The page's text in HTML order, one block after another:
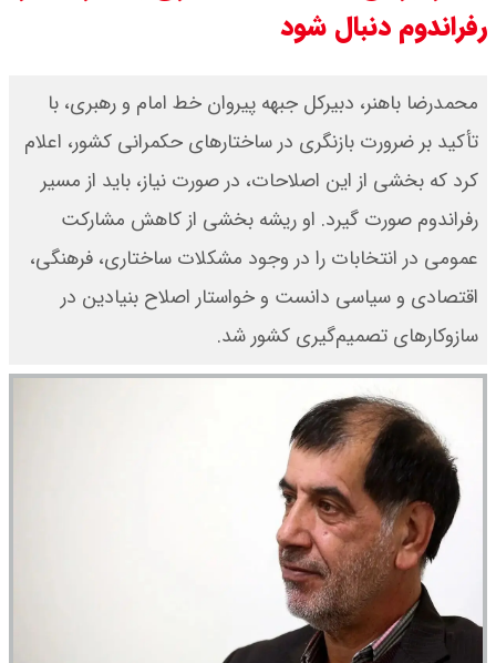
۱۴۰۵/ صعود طلا ادامه‌دار شد
قیمت طلا ۱۸ عیار امروز جمعه ۱۶ مرداد
۱۴۰۵ اعلام شد/ طلا بر مدار صعود
قیمت نفت امروز جمعه ۱۶ مرداد ۱۴۰۵
رفراندوم دنبال شود
محمدرضا باهنر، دبیرکل جبهه پیروان خط امام و رهبری، با
تأکید بر ضرورت بازنگری در ساختارهای حکمرانی کشور، اعلام
کرد که بخشی از این اصلاحات، در صورت نیاز، باید از مسیر
رفراندوم صورت گیرد. او ریشه بخشی از کاهش مشارکت
عمومی در انتخابات را در وجود مشکلات ساختاری، فرهنگی،
اقتصادی و سیاسی دانست و خواستار اصلاح بنیادین در
سازوکارهای تصمیم‌گیری کشور شد.